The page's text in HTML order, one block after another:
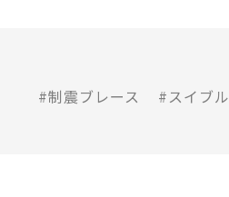
#制震ブレース #スイブル